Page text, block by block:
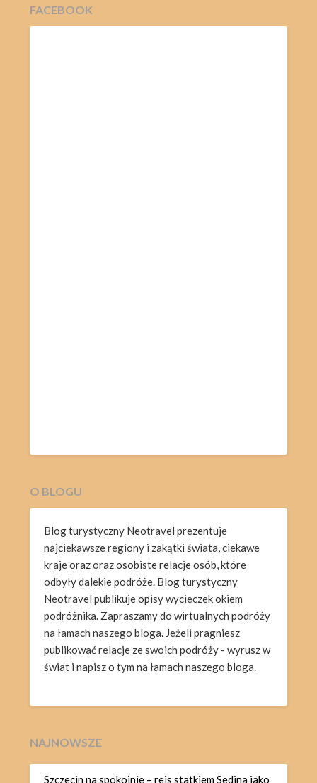
FACEBOOK
O BLOGU
Blog turystyczny Neotravel prezentuje
najciekawsze regiony i zakątki świata, ciekawe
kraje oraz oraz osobiste relacje osób, które
odbyły dalekie podróże. Blog turystyczny
Neotravel publikuje opisy wycieczek okiem
podróżnika. Zapraszamy do wirtualnych podróży
na łamach naszego bloga. Jeżeli pragniesz
publikować relacje ze swoich podróży - wyrusz w
świat i napisz o tym na łamach naszego bloga.
NAJNOWSZE
Szczecin na spokojnie – rejs statkiem Sedina jako